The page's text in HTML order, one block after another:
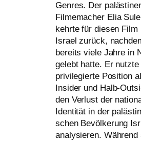
Genres. Der
Filmemacher Elia
kehr­te für die­sen Film
Israel zurück,
bereits vie­le Jahre in
gelebt hat­te. Er nutz­te
pri­vi­le­gier­te Position
Insider und Halb-
den Verlust der
Identität in der
schen Bevölkerung
ana­ly­sie­ren. Während